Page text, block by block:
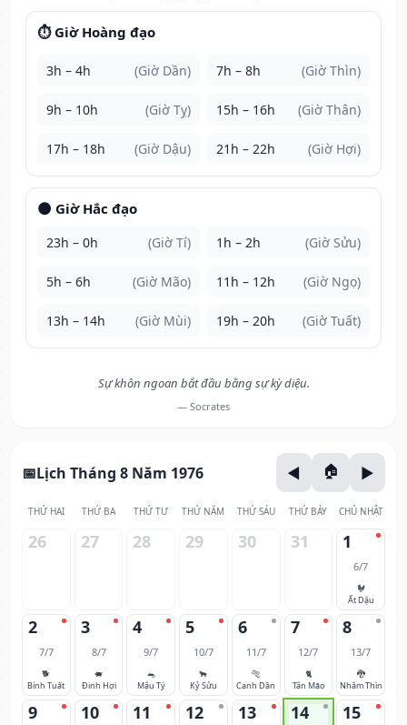
⏱️ Giờ Hoàng đạo
3h – 4h (Giờ Dần) 7h – 8h (Giờ Thìn)
9h – 10h (Giờ Tỵ) 15h – 16h (Giờ Thân)
17h – 18h (Giờ Dậu) 21h – 22h (Giờ Hợi)
🌑 Giờ Hắc đạo
23h – 0h (Giờ Tí) 1h – 2h (Giờ Sửu)
5h – 6h (Giờ Mão) 11h – 12h (Giờ Ngọ)
13h – 14h (Giờ Mùi) 19h – 20h (Giờ Tuất)
Sự khôn ngoan bắt đầu bằng sự kỳ diệu.
— Socrates
Lịch Tháng 8 Năm 1976
THỨ HAI THỨ BA THỨ TƯ THỨ NĂM THỨ SÁU THỨ BẢY CHỦ NHẬT
26 27 28 29 30 31 1
6/7
🐓
Ất Dậu
2
7/7
🐕
Bính Tuất
3
8/7
🐖
Đinh Hợi
4
9/7
🐀
Mậu Tý
5
10/7
🐂
Kỷ Sửu
6
11/7
🐅
Canh Dần
7
12/7
🐈
Tân Mão
8
13/7
🐉
Nhâm Thìn
9 10 11 12 13 14 15